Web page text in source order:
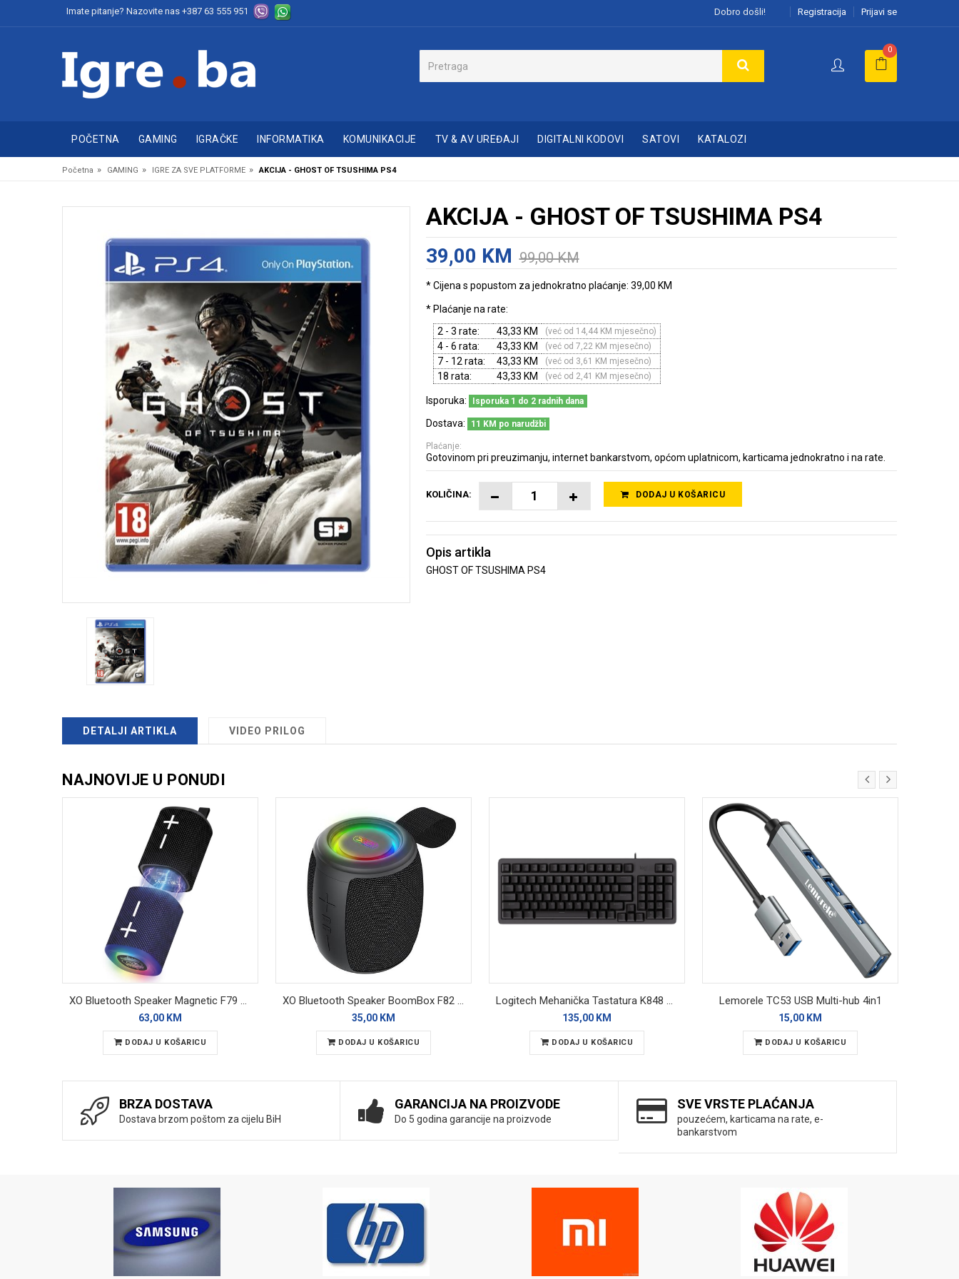
Imate pitanje? Nazovite nas +387 63 555 951 Dobro došli! Registracija Prijavi se
0
POČETNA GAMING IGRAČKE INFORMATIKA KOMUNIKACIJE TV & AV UREĐAJI DIGITALNI KODOVI SATOVI KATALOZI
Početna » GAMING » IGRE ZA SVE PLATFORME » AKCIJA - GHOST OF TSUSHIMA PS4
AKCIJA - GHOST OF TSUSHIMA PS4
39,00 KM 99,00 KM
* Cijena s popustom za jednokratno plaćanje: 39,00 KM
* Plaćanje na rate:
2 - 3 rate:
43,33 KM (već od 14,44 KM mjesečno)
4 - 6 rata: 43,33 KM (već od 7,22 KM mjesečno)
7 - 12 rata: 43,33 KM (već od 3,61 KM mjesečno)
18 rata: 43,33 KM (već od 2,41 KM mjesečno)
Isporuka: Isporuka 1 do 2 radnih dana
Dostava: 11 KM po narudžbi
Plaćanje:
Gotovinom pri preuzimanju, internet bankarstvom, općom uplatnicom, karticama jednokratno i na rate.
KOLIČINA: DODAJ U KOŠARICU
Opis artikla
GHOST OF TSUSHIMA PS4
DETALJI ARTIKLA VIDEO PRILOG
NAJNOVIJE U PONUDI
XO Bluetooth Speaker Magnetic F79 RGB
63,00 KM
DODAJ U KOŠARICU
XO Bluetooth Speaker BoomBox F82 Black RGB
35,00 KM
DODAJ U KOŠARICU
Logitech Mehanička Tastatura K848 Backlight
135,00 KM
DODAJ U KOŠARICU
Lemorele TC53 USB Multi-hub 4in1
15,00 KM
DODAJ U KOŠARICU
BRZA DOSTAVA
Dostava brzom poštom za cijelu BiH
GARANCIJA NA PROIZVODE
Do 5 godina garancije na proizvode
SVE VRSTE PLAĆANJA
pouzećem, karticama na rate, e-
bankarstvom